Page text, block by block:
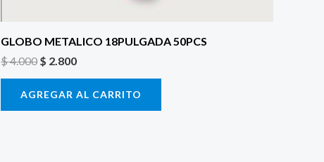
GLOBO METALICO 18PULGADA 50PCS
$4.000$ 2.800
AGREGAR AL CARRITO